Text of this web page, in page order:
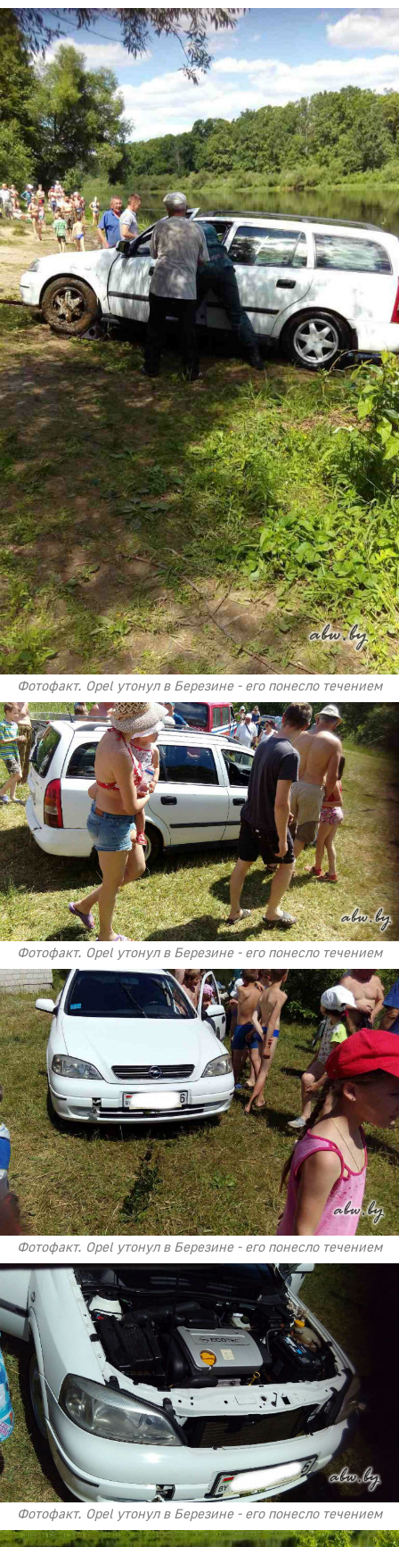
Фотофакт. Opel утонул в Березине - его понесло течением
Фотофакт. Opel утонул в Березине - его понесло течением
Фотофакт. Opel утонул в Березине - его понесло течением
Фотофакт. Opel утонул в Березине - его понесло течением